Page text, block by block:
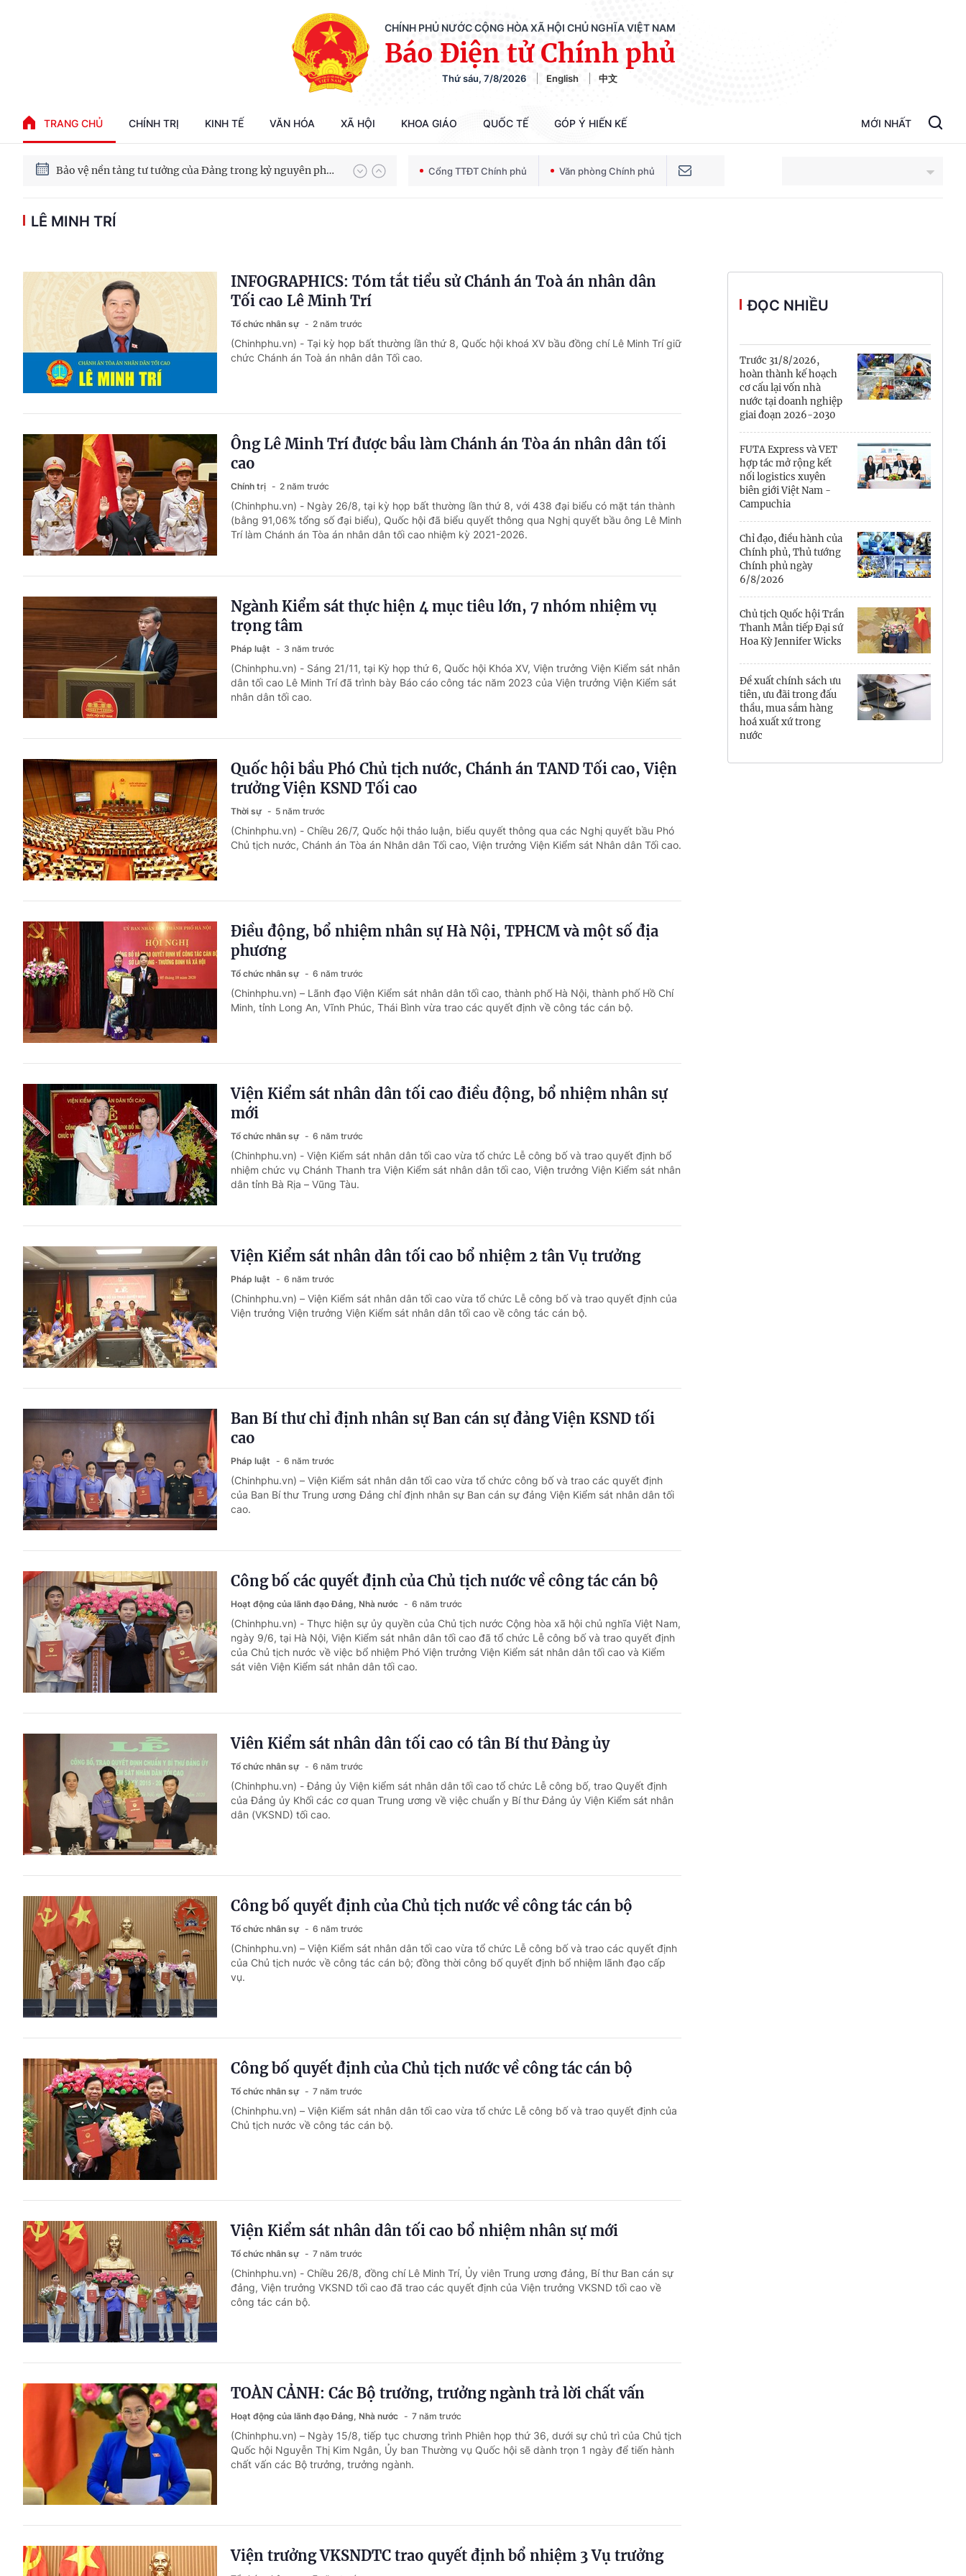
CHÍNH PHỦ NƯỚC CỘNG HÒA XÃ HỘI CHỦ NGHĨA VIỆT NAM
Báo Điện tử Chính phủ
Thứ sáu, 7/8/2026 English 中文
TRANG CHỦ CHÍNH TRỊ KINH TẾ VĂN HÓA XÃ HỘI KHOA GIÁO QUỐC TẾ GÓP Ý HIẾN KẾ MỚI NHẤT
100 ngày xử lý các điểm nghẽn về chuyển đổi số
Bảo vệ nền tảng tư tưởng của Đảng trong kỷ nguyên phát triển mới
Phát triển kinh tế nhà nước trong kỷ nguyên mới
Cổng TTĐT Chính phủ Văn phòng Chính phủ
Cần Thơ
Điện Biên
Đà Nẵng
Đắk Lắk
Đồng Nai
Gia Lai
Hà Nội
Hồ Chí Minh
Hà Tĩnh
Hưng Yên
Hải Phòng
Khánh Hòa
LÊ MINH TRÍ
INFOGRAPHICS: Tóm tắt tiểu sử Chánh án Toà án nhân dân
Tối cao Lê Minh Trí
Tổ chức nhân sự 2 năm trước
(Chinhphu.vn) - Tại kỳ họp bất thường lần thứ 8, Quốc hội khoá XV bầu đồng chí Lê Minh Trí giữ
chức Chánh án Toà án nhân dân Tối cao.
Ông Lê Minh Trí được bầu làm Chánh án Tòa án nhân dân tối
cao
Chính trị 2 năm trước
(Chinhphu.vn) - Ngày 26/8, tại kỳ họp bất thường lần thứ 8, với 438 đại biểu có mặt tán thành
(bằng 91,06% tổng số đại biểu), Quốc hội đã biểu quyết thông qua Nghị quyết bầu ông Lê Minh
Trí làm Chánh án Tòa án nhân dân tối cao nhiệm kỳ 2021-2026.
Ngành Kiểm sát thực hiện 4 mục tiêu lớn, 7 nhóm nhiệm vụ
trọng tâm
Pháp luật 3 năm trước
(Chinhphu.vn) - Sáng 21/11, tại Kỳ họp thứ 6, Quốc hội Khóa XV, Viện trưởng Viện Kiểm sát nhân
dân tối cao Lê Minh Trí đã trình bày Báo cáo công tác năm 2023 của Viện trưởng Viện Kiểm sát
nhân dân tối cao.
Quốc hội bầu Phó Chủ tịch nước, Chánh án TAND Tối cao, Viện
trưởng Viện KSND Tối cao
Thời sự 5 năm trước
(Chinhphu.vn) - Chiều 26/7, Quốc hội thảo luận, biểu quyết thông qua các Nghị quyết bầu Phó
Chủ tịch nước, Chánh án Tòa án Nhân dân Tối cao, Viện trưởng Viện Kiểm sát Nhân dân Tối cao.
Điều động, bổ nhiệm nhân sự Hà Nội, TPHCM và một số địa
phương
Tổ chức nhân sự 6 năm trước
(Chinhphu.vn) – Lãnh đạo Viện Kiểm sát nhân dân tối cao, thành phố Hà Nội, thành phố Hồ Chí
Minh, tỉnh Long An, Vĩnh Phúc, Thái Bình vừa trao các quyết định về công tác cán bộ.
Viện Kiểm sát nhân dân tối cao điều động, bổ nhiệm nhân sự
mới
Tổ chức nhân sự 6 năm trước
(Chinhphu.vn) - Viện Kiểm sát nhân dân tối cao vừa tổ chức Lễ công bố và trao quyết định bổ
nhiệm chức vụ Chánh Thanh tra Viện Kiểm sát nhân dân tối cao, Viện trưởng Viện Kiểm sát nhân
dân tỉnh Bà Rịa – Vũng Tàu.
Viện Kiểm sát nhân dân tối cao bổ nhiệm 2 tân Vụ trưởng
Pháp luật 6 năm trước
(Chinhphu.vn) – Viện Kiểm sát nhân dân tối cao vừa tổ chức Lễ công bố và trao quyết định của
Viện trưởng Viện trưởng Viện Kiểm sát nhân dân tối cao về công tác cán bộ.
Ban Bí thư chỉ định nhân sự Ban cán sự đảng Viện KSND tối
cao
Pháp luật 6 năm trước
(Chinhphu.vn) – Viện Kiểm sát nhân dân tối cao vừa tổ chức công bố và trao các quyết định
của Ban Bí thư Trung ương Đảng chỉ định nhân sự Ban cán sự đảng Viện Kiểm sát nhân dân tối
cao.
Công bố các quyết định của Chủ tịch nước về công tác cán bộ
Hoạt động của lãnh đạo Đảng, Nhà nước 6 năm trước
(Chinhphu.vn) - Thực hiện sự ủy quyền của Chủ tịch nước Cộng hòa xã hội chủ nghĩa Việt Nam,
ngày 9/6, tại Hà Nội, Viện Kiểm sát nhân dân tối cao đã tổ chức Lễ công bố và trao quyết định
của Chủ tịch nước về việc bổ nhiệm Phó Viện trưởng Viện Kiểm sát nhân dân tối cao và Kiểm
sát viên Viện Kiểm sát nhân dân tối cao.
Viên Kiểm sát nhân dân tối cao có tân Bí thư Đảng ủy
Tổ chức nhân sự 6 năm trước
(Chinhphu.vn) - Đảng ủy Viện kiểm sát nhân dân tối cao tổ chức Lễ công bố, trao Quyết định
của Đảng ủy Khối các cơ quan Trung ương về việc chuẩn y Bí thư Đảng ủy Viện Kiểm sát nhân
dân (VKSND) tối cao.
Công bố quyết định của Chủ tịch nước về công tác cán bộ
Tổ chức nhân sự 6 năm trước
(Chinhphu.vn) – Viện Kiểm sát nhân dân tối cao vừa tổ chức Lễ công bố và trao các quyết định
của Chủ tịch nước về công tác cán bộ; đồng thời công bố quyết định bổ nhiệm lãnh đạo cấp
vụ.
Công bố quyết định của Chủ tịch nước về công tác cán bộ
Tổ chức nhân sự 7 năm trước
(Chinhphu.vn) – Viện Kiểm sát nhân dân tối cao vừa tổ chức Lễ công bố và trao quyết định của
Chủ tịch nước về công tác cán bộ.
Viện Kiểm sát nhân dân tối cao bổ nhiệm nhân sự mới
Tổ chức nhân sự 7 năm trước
(Chinhphu.vn) - Chiều 26/8, đồng chí Lê Minh Trí, Ủy viên Trung ương đảng, Bí thư Ban cán sự
đảng, Viện trưởng VKSND tối cao đã trao các quyết định của Viện trưởng VKSND tối cao về
công tác cán bộ.
TOÀN CẢNH: Các Bộ trưởng, trưởng ngành trả lời chất vấn
Hoạt động của lãnh đạo Đảng, Nhà nước 7 năm trước
(Chinhphu.vn) – Ngày 15/8, tiếp tục chương trình Phiên họp thứ 36, dưới sự chủ trì của Chủ tịch
Quốc hội Nguyễn Thị Kim Ngân, Ủy ban Thường vụ Quốc hội sẽ dành trọn 1 ngày để tiến hành
chất vấn các Bộ trưởng, trưởng ngành.
Viện trưởng VKSNDTC trao quyết định bổ nhiệm 3 Vụ trưởng
ĐỌC NHIỀU
Trước 31/8/2026,
hoàn thành kế hoạch
cơ cấu lại vốn nhà
nước tại doanh nghiệp
giai đoạn 2026-2030
FUTA Express và VET
hợp tác mở rộng kết
nối logistics xuyên
biên giới Việt Nam -
Campuchia
Chỉ đạo, điều hành của
Chính phủ, Thủ tướng
Chính phủ ngày
6/8/2026
Chủ tịch Quốc hội Trần
Thanh Mẫn tiếp Đại sứ
Hoa Kỳ Jennifer Wicks
Đề xuất chính sách ưu
tiên, ưu đãi trong đấu
thầu, mua sắm hàng
hoá xuất xứ trong
nước